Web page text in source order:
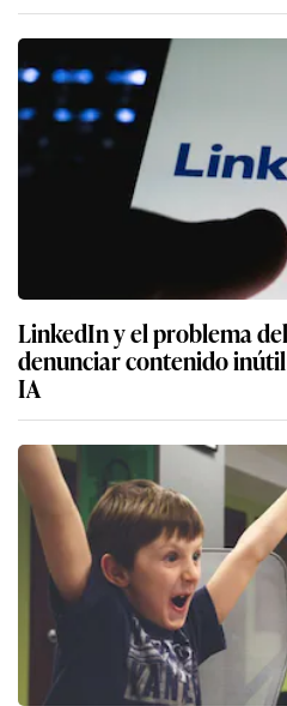
LinkedIn y el problema
denunciar contenido
IA